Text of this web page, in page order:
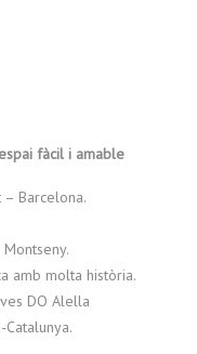
fàcil i amable
– Barcelona.
amb molta història.
DO Alella